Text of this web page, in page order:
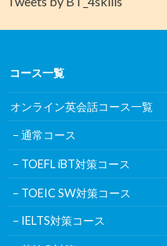
コース一覧
オンライン英会話コース一覧
通常コース
TOEFL iBT対策コース
TOEIC SW対策コース
IELTS対策コース